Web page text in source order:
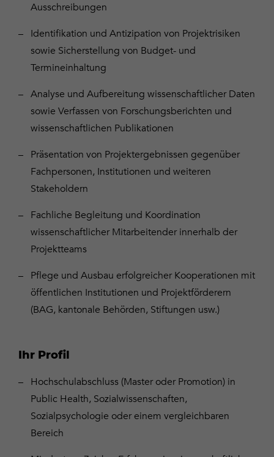
Ausschreibungen
Identifikation und Antizipation von Projektrisiken
sowie Sicherstellung von Budget- und
Termineinhaltung
Analyse und Aufbereitung wissenschaftlicher Daten
sowie Verfassen von Forschungsberichten und
wissenschaftlichen Publikationen
Präsentation von Projektergebnissen gegenüber
Fachpersonen, Institutionen und weiteren
Stakeholdern
Fachliche Begleitung und Koordination
wissenschaftlicher Mitarbeitender innerhalb der
Projektteams
Pflege und Ausbau erfolgreicher Kooperationen mit
öffentlichen Institutionen und Projektförderern
(BAG, kantonale Behörden, Stiftungen usw.)
Ihr Profil
Hochschulabschluss (Master oder Promotion) in
Public Health, Sozialwissenschaften,
Sozialpsychologie oder einem vergleichbaren
Bereich